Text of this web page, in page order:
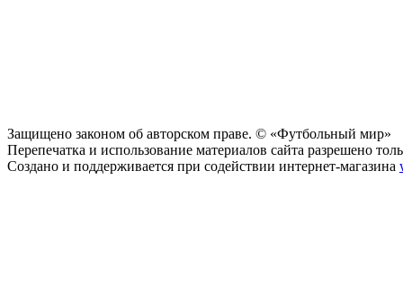
Защищено законом об авторском праве. © «Футбольный мир»
Перепечатка и использование материалов сайта разрешено
Создано и поддерживается при содействии интернет-магазина